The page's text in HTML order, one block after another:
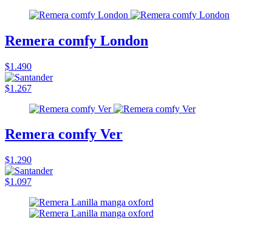
Remera comfy London
$1.490
$1.267
Remera comfy Ver
$1.290
$1.097